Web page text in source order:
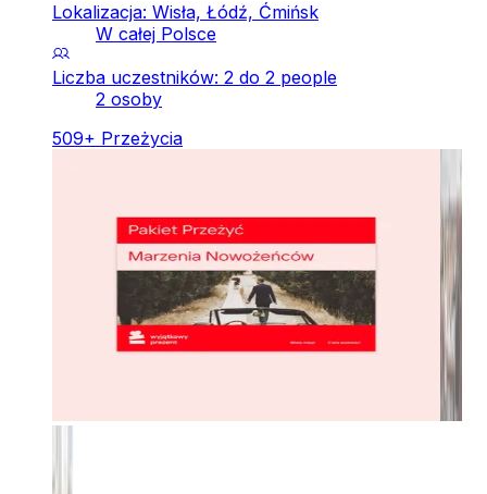
Lokalizacja: Wisła, Łódź, Ćmińsk
W całej Polsce
Liczba uczestników: 2 do 2 people
2 osoby
509+ Przeżycia